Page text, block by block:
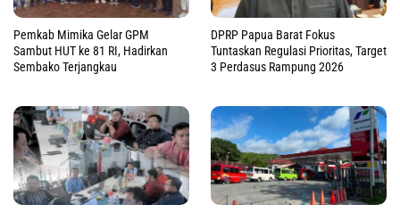
Pemkab Mimika Gelar GPM
Sambut HUT ke 81 RI, Hadirkan
Sembako Terjangkau
DPRP Papua Barat Fokus
Tuntaskan Regulasi Prioritas, Target
3 Perdasus Rampung 2026